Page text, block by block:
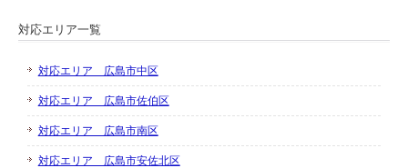
対応エリア一覧
対応エリア 広島市中区
対応エリア 広島市佐伯区
対応エリア 広島市南区
対応エリア 広島市安佐北区